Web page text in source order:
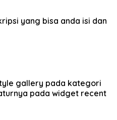
yang bisa anda isi dan
gallery pada kategori
pada widget recent